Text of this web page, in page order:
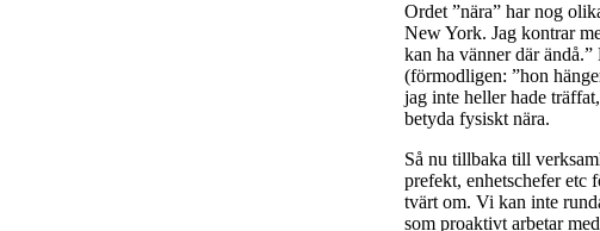
Ordet ”nära” har nog
New York. Jag kontrar
kan ha vänner där
(förmodligen: ”hon
jag inte heller hade
betyda fysiskt nära.
Så nu tillbaka till
prefekt, enhetschefer etc
tvärt om. Vi kan inte
som proaktivt arbetar